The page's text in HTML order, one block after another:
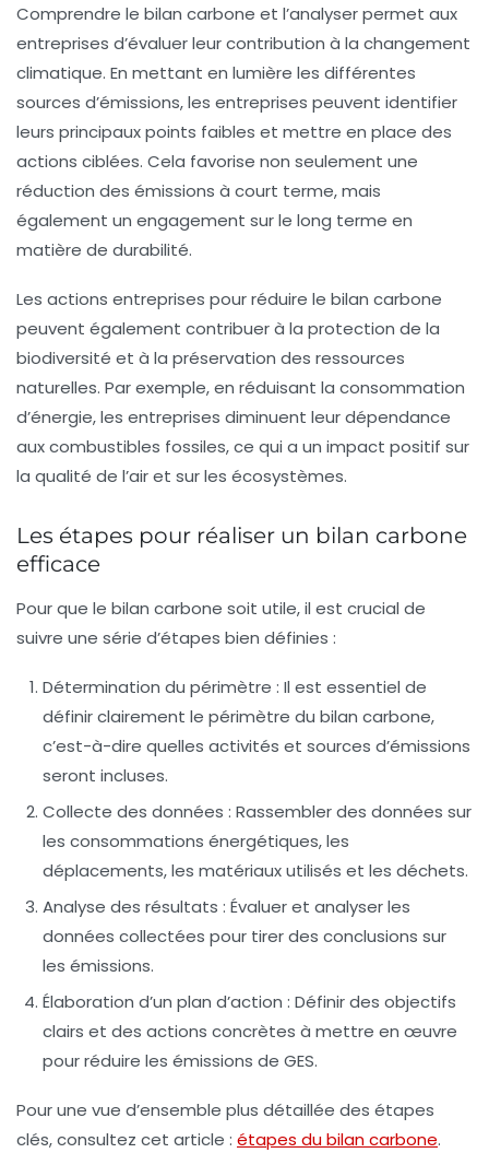
Comprendre le bilan carbone et l’analyser permet aux
entreprises d’évaluer leur contribution à la changement
climatique. En mettant en lumière les différentes
sources d’émissions, les entreprises peuvent identifier
leurs principaux points faibles et mettre en place des
actions ciblées. Cela favorise non seulement une
réduction des émissions à court terme, mais
également un engagement sur le long terme en
matière de durabilité.
Les actions entreprises pour réduire le bilan carbone
peuvent également contribuer à la protection de la
biodiversité et à la préservation des ressources
naturelles. Par exemple, en réduisant la consommation
d’énergie, les entreprises diminuent leur dépendance
aux combustibles fossiles, ce qui a un impact positif sur
la qualité de l’air et sur les écosystèmes.
Les étapes pour réaliser un bilan carbone
efficace
Pour que le bilan carbone soit utile, il est crucial de
suivre une série d’étapes bien définies :
Détermination du périmètre : Il est essentiel de
définir clairement le périmètre du bilan carbone,
c’est-à-dire quelles activités et sources d’émissions
seront incluses.
Collecte des données : Rassembler des données sur
les consommations énergétiques, les
déplacements, les matériaux utilisés et les déchets.
Analyse des résultats : Évaluer et analyser les
données collectées pour tirer des conclusions sur
les émissions.
Élaboration d’un plan d’action : Définir des objectifs
clairs et des actions concrètes à mettre en œuvre
pour réduire les émissions de GES.
Pour une vue d’ensemble plus détaillée des étapes
clés, consultez cet article : étapes du bilan carbone.